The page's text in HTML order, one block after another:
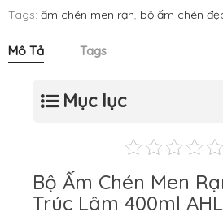
Tags: ấm chén men rạn, bộ ấm chén
Mô Tả Tags
Mục lục
Bộ Ấm Chén Men
Trúc Lâm 400ml